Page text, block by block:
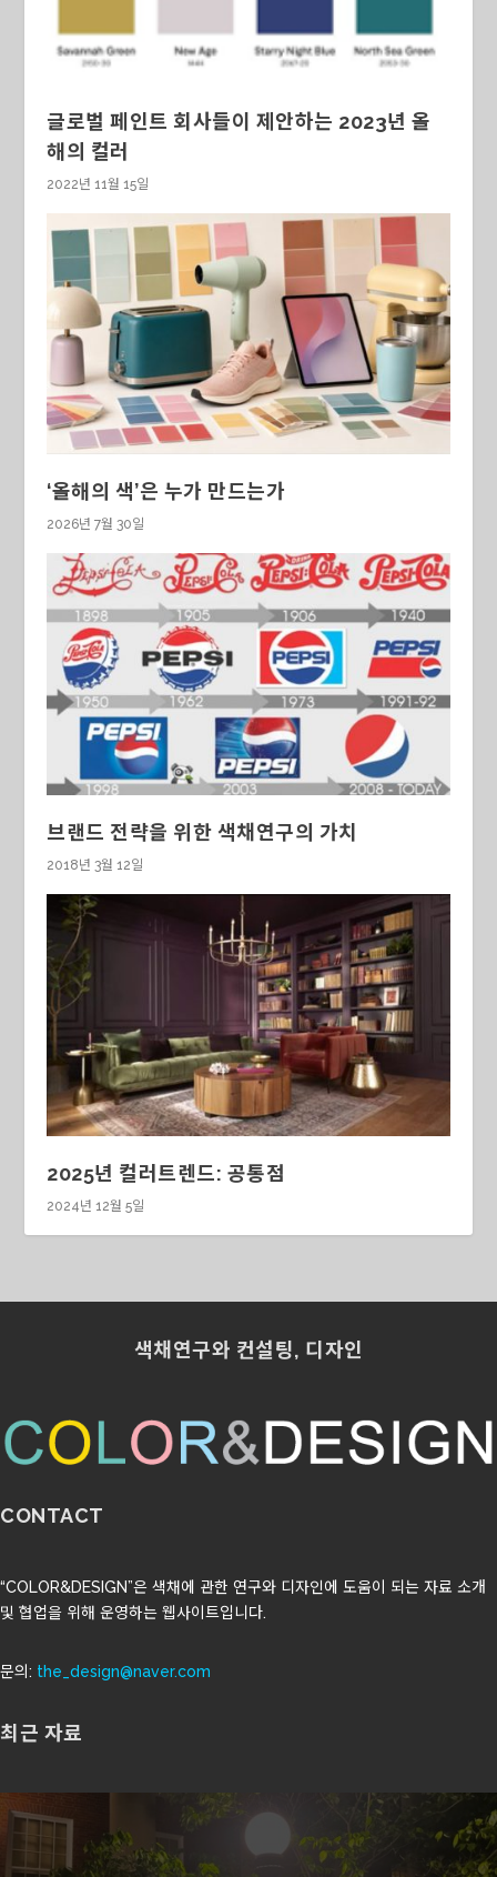
글로벌 페인트 회사들이 제안하는 2023년 올
해의 컬러
2022년 11월 15일
‘올해의 색’은 누가 만드는가
2026년 7월 30일
브랜드 전략을 위한 색채연구의 가치
2018년 3월 12일
2025년 컬러트렌드: 공통점
2024년 12월 5일
색채연구와 컨설팅, 디자인
CONTACT
“COLOR&DESIGN”은 색채에 관한 연구와 디자인에 도움이 되는 자료 소개
및 협업을 위해 운영하는 웹사이트입니다.
문의: the_design@naver.com
최근 자료